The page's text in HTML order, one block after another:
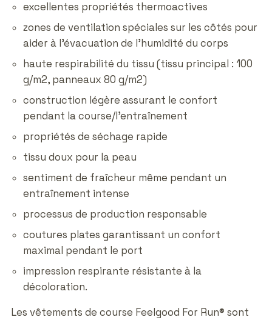
excellentes propriétés thermoactives
zones de ventilation spéciales sur les côtés pour
aider à l'évacuation de l'humidité du corps
haute respirabilité du tissu (tissu principal : 100
g/m2, panneaux 80 g/m2)
construction légère assurant le confort
pendant la course/l'entraînement
propriétés de séchage rapide
tissu doux pour la peau
sentiment de fraîcheur même pendant un
entraînement intense
processus de production responsable
coutures plates garantissant un confort
maximal pendant le port
impression respirante résistante à la
décoloration.
Les vêtements de course Feelgood For Run® sont